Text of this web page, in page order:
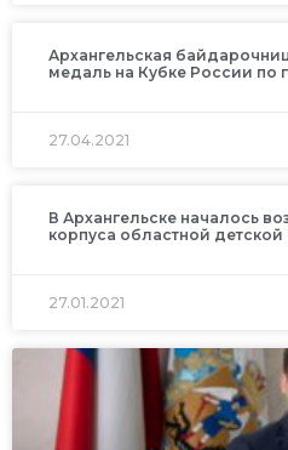
Архангельская
медаль на Кубке России по
27.04.2021
В Архангельске началось
корпуса областной
27.01.2021